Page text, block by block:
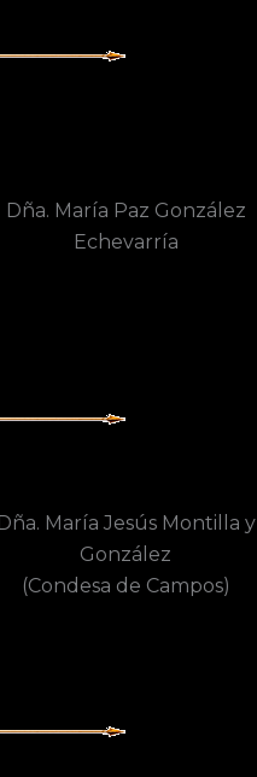
Dña. María Paz González
Echevarría
Dña. María Jesús Montilla y
González
(Condesa de Campos)